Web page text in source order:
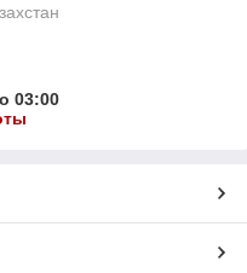
03:00